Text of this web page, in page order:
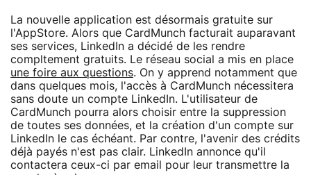
La nouvelle application est désormais gratuite sur
l'AppStore. Alors que CardMunch facturait auparavant
ses services, LinkedIn a décidé de les rendre
compltement gratuits. Le réseau social a mis en place
une foire aux questions. On y apprend notamment que
dans quelques mois, l'accès à CardMunch nécessitera
sans doute un compte LinkedIn. L'utilisateur de
CardMunch pourra alors choisir entre la suppression
de toutes ses données, et la création d'un compte sur
LinkedIn le cas échéant. Par contre, l'avenir des crédits
déjà payés n'est pas clair. LinkedIn annonce qu'il
contactera ceux-ci par email pour leur transmettre la